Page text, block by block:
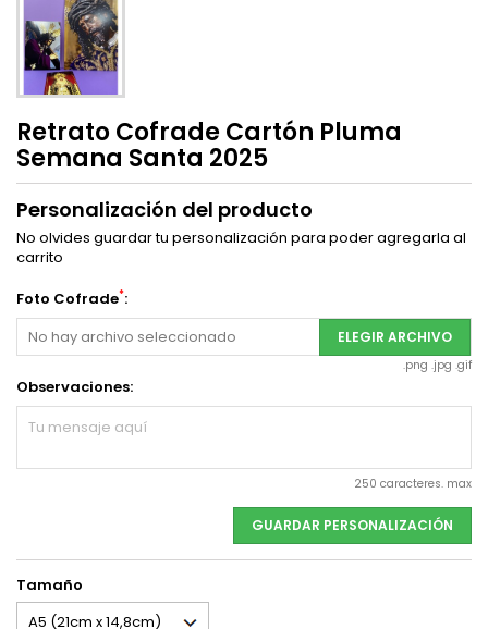
Retrato Cofrade Cartón Pluma
Semana Santa 2025
Personalización del producto
No olvides guardar tu personalización para poder agregarla al
carrito
Foto Cofrade*:
No hay archivo seleccionado
ELEGIR ARCHIVO
.png .jpg .gif
Observaciones:
250 caracteres. max
GUARDAR PERSONALIZACIÓN
Tamaño